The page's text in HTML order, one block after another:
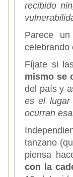
recibido
Parece
celebrando
Fíjate si
mismo se
del país y
es el lugar
ocurran
tanzano
piensa
con la